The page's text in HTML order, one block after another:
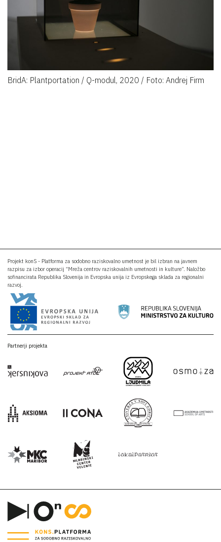
BridA: Plantportation / Q-modul, 2020 / Foto: Andrej Firm
Projekt konS - Platforma za sodobno raziskovalno umetnost je bil izbran na javnem
razpisu za izbor operacij “Mreža centrov raziskovalnih umetnosti in kulture”. Naložbo
sofinancirata Republika Slovenija in Evropska unija iz Evropskega sklada za regionalni
razvoj.
Partnerji projekta